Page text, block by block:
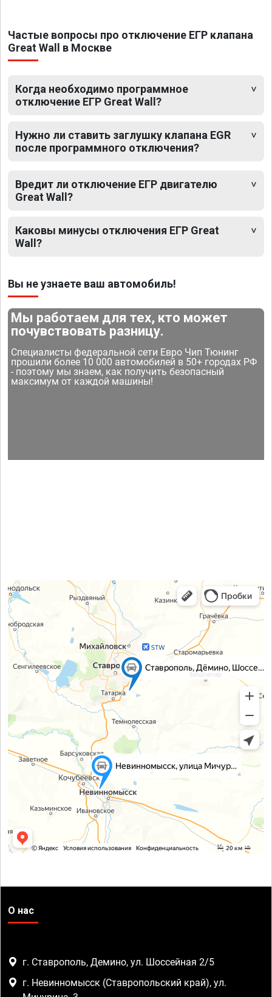
Частые вопросы про отключение ЕГР клапана
Great Wall в Москве
Когда необходимо программное
отключение ЕГР Great Wall?
Нужно ли ставить заглушку клапана EGR
после программного отключения?
Вредит ли отключение ЕГР двигателю
Great Wall?
Каковы минусы отключения ЕГР Great
Wall?
Вы не узнаете ваш автомобиль!
Мы работаем для тех, кто может
почувствовать разницу.
Специалисты федеральной сети Евро Чип Тюнинг
прошили более 10 000 автомобилей в 50+ городах РФ
- поэтому мы знаем, как получить безопасный
максимум от каждой машины!
О нас
г. Ставрополь, Демино, ул. Шоссейная 2/5
г. Невинномысск (Ставропольский край), ул.